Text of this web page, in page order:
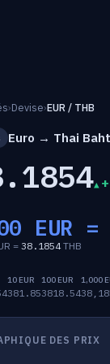
›Devise›EUR / THB
Euro → Thai Baht
EUR
= 38.1854THB
10 EUR
381.85
100 EUR
3818.54
1,000
DES PRIX